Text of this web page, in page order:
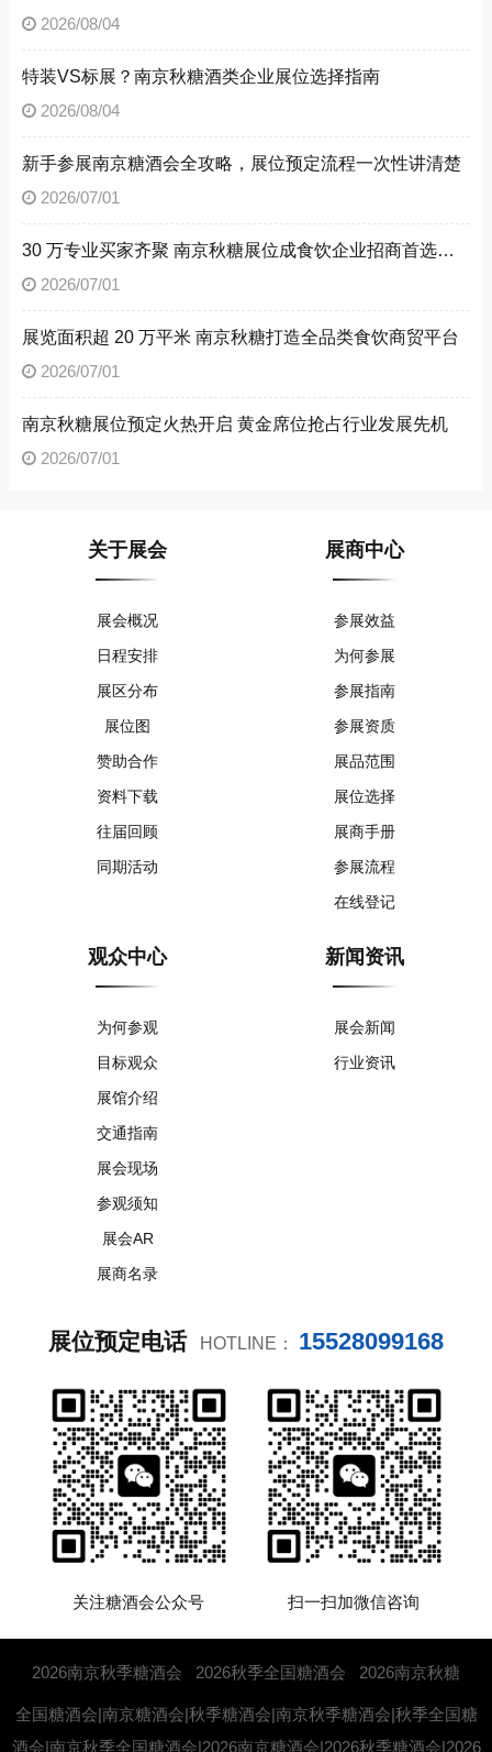
2026/08/04
特装VS标展？南京秋糖酒类企业展位选择指南
2026/08/04
新手参展南京糖酒会全攻略，展位预定流程一次性讲清楚
2026/07/01
30 万专业买家齐聚 南京秋糖展位成食饮企业招商首选阵地
2026/07/01
展览面积超 20 万平米 南京秋糖打造全品类食饮商贸平台
2026/07/01
南京秋糖展位预定火热开启 黄金席位抢占行业发展先机
2026/07/01
关于展会
展会概况
日程安排
展区分布
展位图
赞助合作
资料下载
往届回顾
同期活动
展商中心
参展效益
为何参展
参展指南
参展资质
展品范围
展位选择
展商手册
参展流程
在线登记
观众中心
为何参观
目标观众
展馆介绍
交通指南
展会现场
参观须知
展会AR
展商名录
新闻资讯
展会新闻
行业资讯
展位预定电话 HOTLINE： 15528099168
关注糖酒会公众号 扫一扫加微信咨询
2026南京秋季糖酒会 2026秋季全国糖酒会 2026南京秋糖
全国糖酒会|南京糖酒会|秋季糖酒会|南京秋季糖酒会|秋季全国糖
酒会|南京秋季全国糖酒会|2026南京糖酒会|2026秋季糖酒会|2026